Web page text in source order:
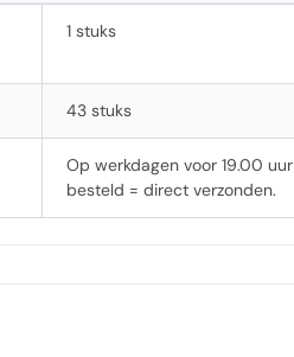
1 stuks
43 stuks
Op werkdagen voor 19.00 uur
besteld = direct verzonden.